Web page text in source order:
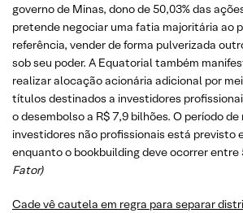
governo de Minas, dono de 50,03% das
pretende negociar uma fatia majoritária ao
referência, vender de forma pulverizada
sob seu poder. A Equatorial também
realizar alocação acionária adicional por
títulos destinados a investidores
o desembolso a R$ 7,9 bilhões. O período de
investidores não profissionais está previsto
enquanto o bookbuilding deve ocorrer entre
Fator)
Cade vê cautela em regra para separar